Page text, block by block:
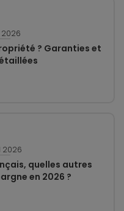
2026
? Garanties et
2026
quelles autres
en 2026 ?